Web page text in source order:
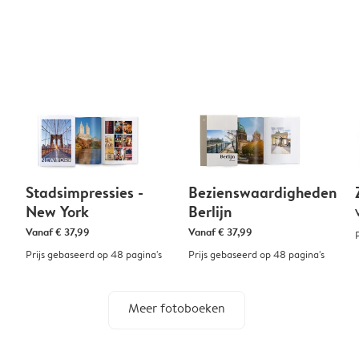
Stadsimpressies -
New York
Vanaf€ 37,99
Prijs gebaseerd op 48 pagina's
Bezienswaardigheden
Berlijn
Vanaf€ 37,99
Prijs gebaseerd op 48 pagina's
Meer fotoboeken